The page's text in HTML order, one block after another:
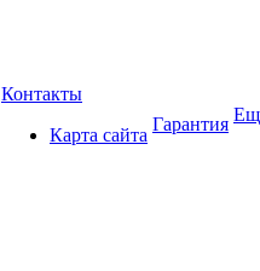
Контакты
Карта сайта
Гарантия